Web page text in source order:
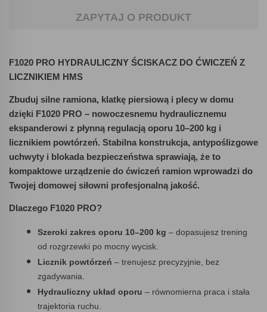
ZAPYTAJ O PRODUKT
F1020 PRO HYDRAULICZNY ŚCISKACZ DO ĆWICZEŃ Z
LICZNIKIEM HMS
Zbuduj silne ramiona, klatkę piersiową i plecy w domu
dzięki F1020 PRO – nowoczesnemu hydraulicznemu
ekspanderowi z płynną regulacją oporu 10–200 kg i
licznikiem powtórzeń. Stabilna konstrukcja, antypoślizgowe
uchwyty i blokada bezpieczeństwa sprawiają, że to
kompaktowe urządzenie do ćwiczeń ramion wprowadzi do
Twojej domowej siłowni profesjonalną jakość.
Dlaczego F1020 PRO?
Szeroki zakres oporu 10–200 kg – dopasujesz trening
od rozgrzewki po mocny wycisk.
Licznik powtórzeń – trenujesz precyzyjnie, bez
zgadywania.
Hydrauliczny układ oporu – równomierna praca i stała
trajektoria ruchu.